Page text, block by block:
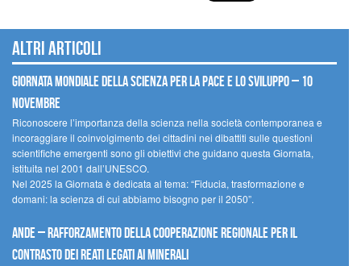
Altri articoli
Giornata mondiale della scienza per la pace e lo sviluppo – 10
novembre
Riconoscere l’importanza della scienza nella società contemporanea e
incoraggiare il coinvolgimento dei cittadini nei dibattiti sulle questioni
scientifiche emergenti sono gli obiettivi che guidano questa Giornata,
istituita nel 2001 dall’UNESCO.
Nel 2025 la Giornata è dedicata al tema: “Fiducia, trasformazione e
domani: la scienza di cui abbiamo bisogno per il 2050”.
Ande – Rafforzamento della cooperazione regionale per il
contrasto dei reati legati ai minerali